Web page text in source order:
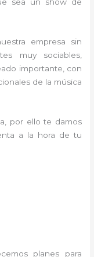
empresa
sin
muy sociables,
importante, con
de la música
por ello te damos
a la hora de tu
planes para